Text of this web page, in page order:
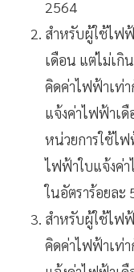
2564
สำหรับผู้ใช้ไฟ
เดือน แต่ไม่เกิ
คิดค่าไฟฟ้าเท่
แจ้งค่าไฟฟ้าเ
หน่วยการใช้ไ
ไฟฟ้าใบแจ้งค่
ในอัตราร้อยละ
สำหรับผู้ใช้ไฟ
คิดค่าไฟฟ้าเท่